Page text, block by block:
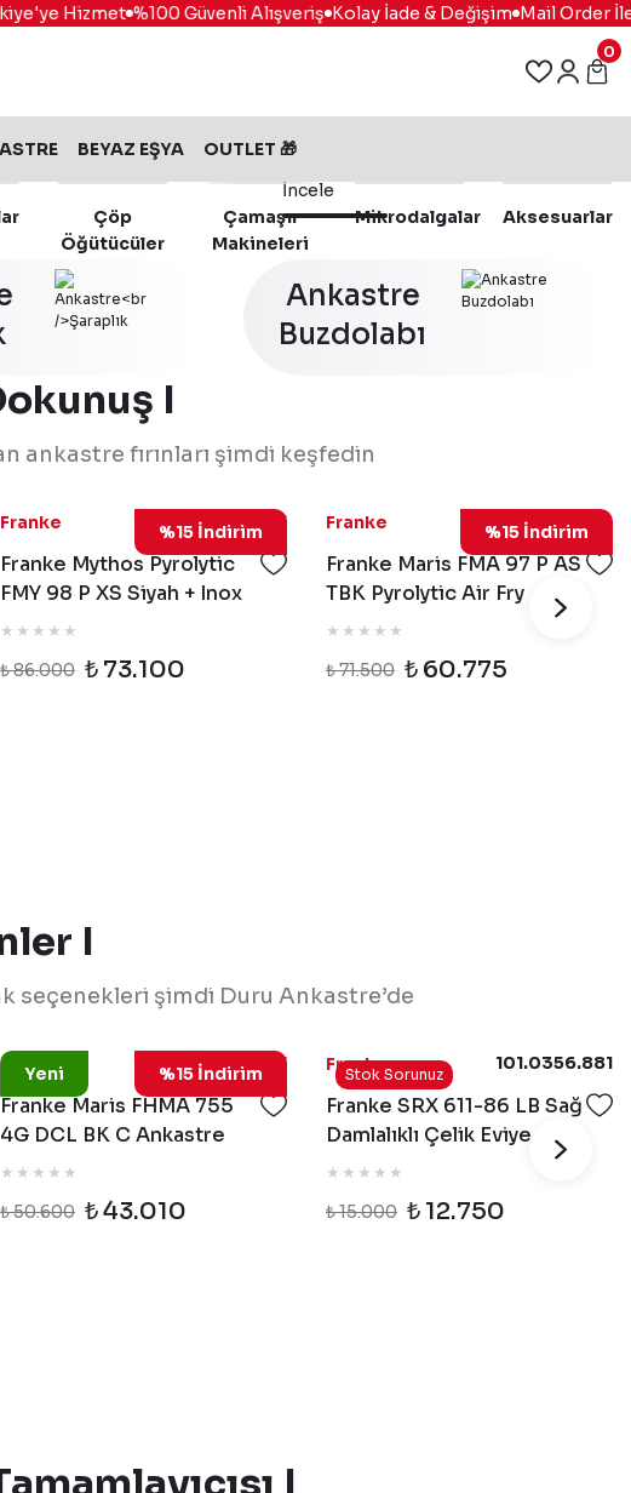
Hizmet %100 Güvenli Alışveriş Kolay İade & Değişim Mail Order İle
0
BEYAZ EŞYA OUTLET 🎁
Çöp
Öğütücüler
Çamaşır
Makineleri
Mikrodalgalar Aksesuarlar
İncele
Ankastre
Buzdolabı
I
ankastre fırınları şimdi keşfedin
%15 İndirim
Franke 116.0606.101
Franke Mythos Pyrolytic
FMY 98 P XS Siyah + Inox
Ankastre Fırın
₺ 86.000 ₺ 73.100
%15 İndirim
Franke 116.0738.939
Franke Maris FMA 97 P AS
TBK Pyrolytic Air Fry
Ankastre Fırın
₺ 71.500 ₺ 60.775
I
seçenekleri şimdi Duru Ankastre’de
Yeni %15 İndirim
Franke 106.0734.777
Franke Maris FHMA 755
4G DCL BK C Ankastre
Cam Ocak
₺ 50.600 ₺ 43.010
Stok Sorunuz
Franke 101.0356.881
Franke SRX 611-86 LB Sağ
Damlalıklı Çelik Eviye
₺ 15.000 ₺ 12.750
I